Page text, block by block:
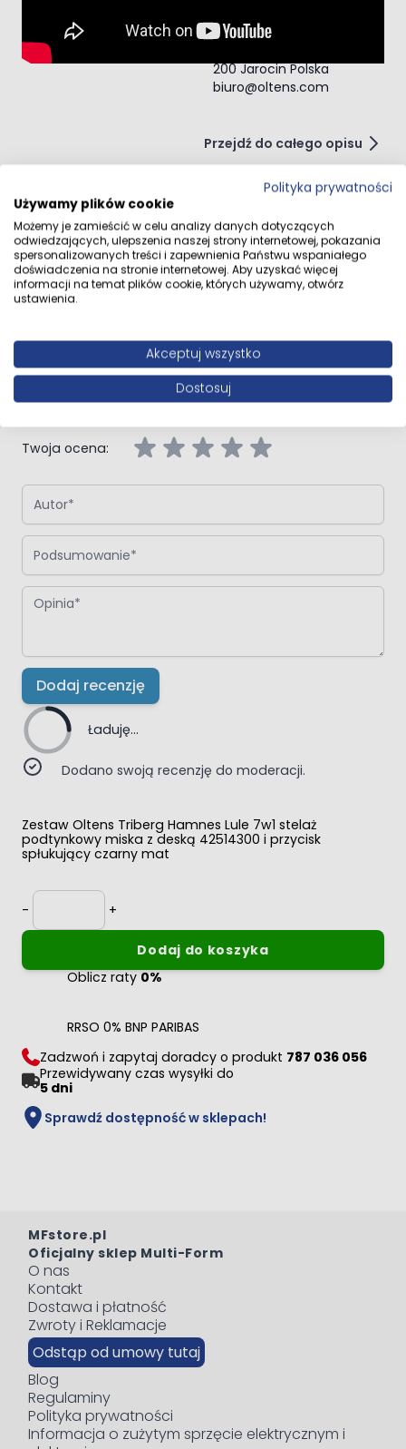
o., ul. Karola
200 Jarocin Polska
biuro@oltens.com
Przejdź do całego opisu
Opinie klientów
Napisz opinię o produkcie:Zestaw Oltens Triberg Hamnes Lule
7w1 stelaż podtynkowy miska z deską 42514300 i przycisk
Twoja ocena:
Autor
Podsumowanie
Opinia
Dodaj recenzję
Ładuję...
Dodano swoją recenzję do moderacji.
Zestaw Oltens Triberg Hamnes Lule 7w1 stelaż
podtynkowy miska z deską 42514300 i przycisk
spłukujący czarny mat
-
Ilość
+
Dodaj do koszyka
Oblicz raty0%
RRSO 0% BNP PARIBAS
Zadzwoń i zapytaj doradcy o produkt 787 036 056
Przewidywany czas wysyłki do
5 dni
Sprawdź dostępność w sklepach!
MFstore.pl
Oficjalny sklep Multi-Form
O nas
Kontakt
Dostawa i płatność
Zwroty i Reklamacje
Odstąp od umowy tutaj
Blog
Regulaminy
Polityka prywatności
Informacja o zużytym sprzęcie elektrycznym i
Polityka prywatności
Używamy plików cookie
Możemy je zamieścić w celu analizy danych dotyczących
odwiedzających, ulepszenia naszej strony internetowej, pokazania
spersonalizowanych treści i zapewnienia Państwu wspaniałego
doświadczenia na stronie internetowej. Aby uzyskać więcej
informacji na temat plików cookie, których używamy, otwórz
ustawienia.
Akceptuj wszystko
Dostosuj